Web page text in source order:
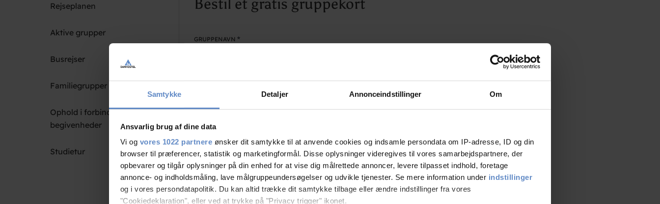
Samtykke Detaljer Annonceindstillinger Om
Ansvarlig brug af dine data
Vi og vores 1022 partnere ønsker dit samtykke til at anvende cookies og indsamle persondata om IP-adresse, ID og din
browser til præferencer, statistik og marketingformål. Disse oplysninger videregives til vores samarbejdspartnere, der
opbevarer og tilgår oplysninger på din enhed for at vise dig målrettede annoncer, levere tilpasset indhold, foretage
annonce- og indholdsmåling, lave målgruppeundersøgelser og udvikle tjenester. Se mere information under indstillinger
og i vores persondatapolitik. Du kan altid trække dit samtykke tilbage eller ændre indstillinger fra vores
"Cookiedeklaration", eller ved at trykke på "Privacy trigger" ikonet.
Rejseplanen
Aktive grupper
Busrejser
Familiegrupper
Ophold i forbindelse med
begivenheder
Studietur
Bestil et gratis gruppekort
GRUPPENAVN
ATT. NAVN
ADRESSE